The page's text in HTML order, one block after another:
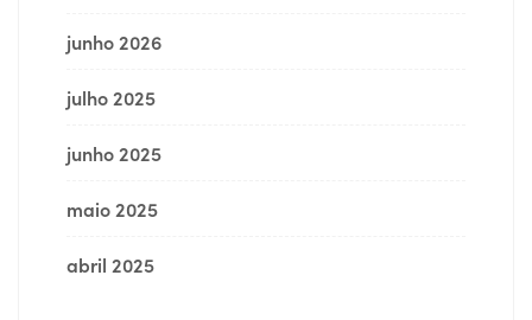
junho 2026
julho 2025
junho 2025
maio 2025
abril 2025